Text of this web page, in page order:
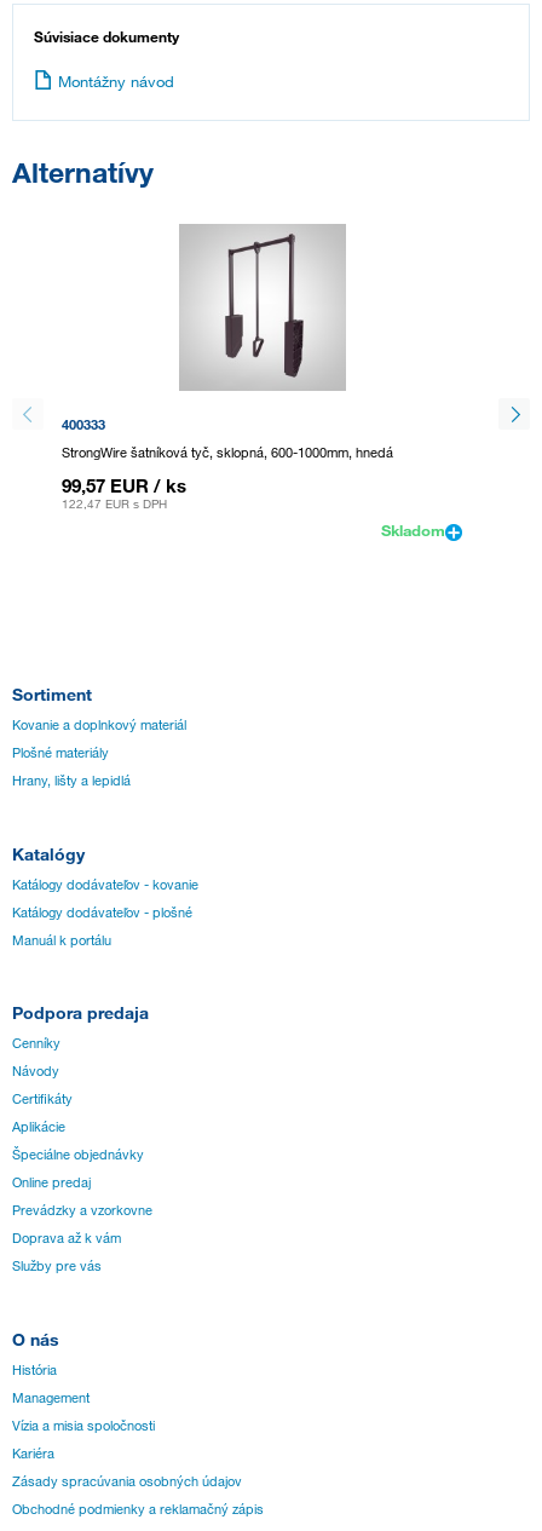
Súvisiace dokumenty
Montážny návod
Alternatívy
400333
StrongWire šatníková tyč, sklopná, 600-1000mm, hnedá
99,57 EUR / ks
122,47 EUR s DPH
Skladom
132227
Sortiment
Kovanie a doplnkový materiál
Plošné materiály
Hrany, lišty a lepidlá
Katalógy
Katálogy dodávateľov - kovanie
Katálogy dodávateľov - plošné
Manuál k portálu
Podpora predaja
Cenníky
Návody
Certifikáty
Aplikácie
Špeciálne objednávky
Online predaj
Prevádzky a vzorkovne
Doprava až k vám
Služby pre vás
O nás
História
Management
Vízia a misia spoločnosti
Kariéra
Zásady spracúvania osobných údajov
Obchodné podmienky a reklamačný zápis